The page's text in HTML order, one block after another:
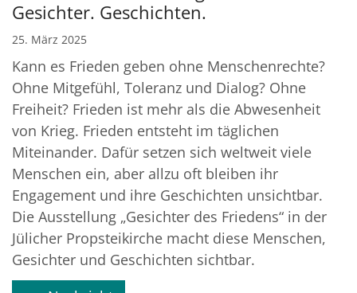
Gesichter. Geschichten.
25. März 2025
Kann es Frieden geben ohne Menschenrechte?
Ohne Mitgefühl, Toleranz und Dialog? Ohne
Freiheit? Frieden ist mehr als die Abwesenheit
von Krieg. Frieden entsteht im täglichen
Miteinander. Dafür setzen sich weltweit viele
Menschen ein, aber allzu oft bleiben ihr
Engagement und ihre Geschichten unsichtbar.
Die Ausstellung „Gesichter des Friedens“ in der
Jülicher Propsteikirche macht diese Menschen,
Gesichter und Geschichten sichtbar.